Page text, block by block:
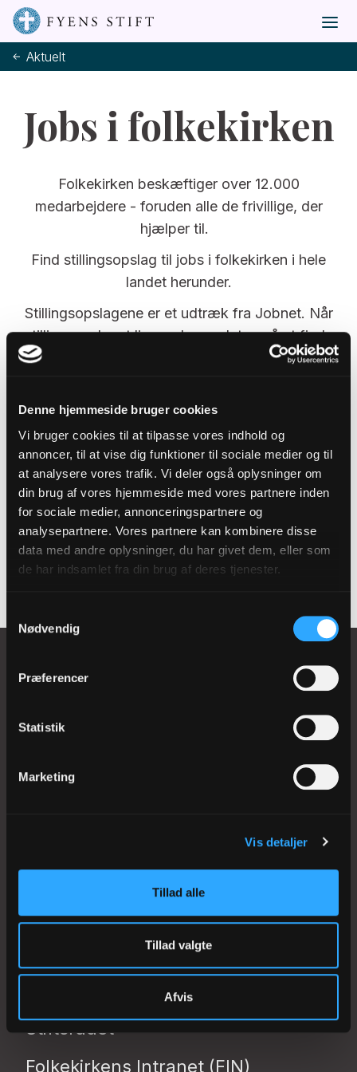
Denne hjemmeside bruger cookies
Vi bruger cookies til at tilpasse vores indhold og
annoncer, til at vise dig funktioner til sociale medier og til
at analysere vores trafik. Vi deler også oplysninger om
din brug af vores hjemmeside med vores partnere inden
for sociale medier, annonceringspartnere og
analysepartnere. Vores partnere kan kombinere disse
data med andre oplysninger, du har givet dem, eller som
de har indsamlet fra din brug af deres tjenester.
Nødvendig
Præferencer
Statistik
Marketing
Vis detaljer
Tillad alle
Tillad valgte
Afvis
Aktuelt
Jobs i folkekirken
Folkekirken beskæftiger over 12.000
medarbejdere - foruden alle de frivillige, der
hjælper til.
Find stillingsopslag til jobs i folkekirken i hele
landet herunder.
Stillingsopslagene er et udtræk fra Jobnet. Når
stillingsopslaget ligger der, er det også at finde
Tilmeld
nyhedsbrev
Tilmeld
FYENS STIFT
Tlf 66 12 30 24
kmfyn@km.dk
Stiftsadministrationen
Stiftsrådet
Folkekirkens Intranet (FIN)